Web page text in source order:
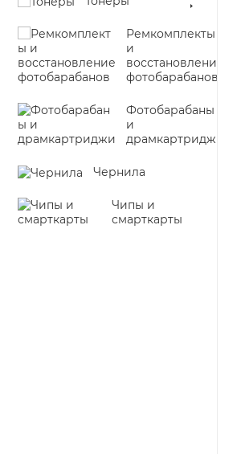
Ремкомплекты
и
восстановление
фотобарабанов
Фотобарабаны
и
драмкартриджи
Чернила
Чипы и
смарткарты